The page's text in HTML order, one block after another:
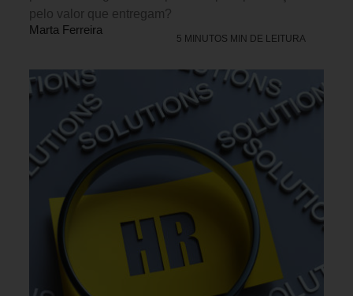
pelo valor que entregam?
Marta Ferreira
5 MINUTOS MIN DE LEITURA